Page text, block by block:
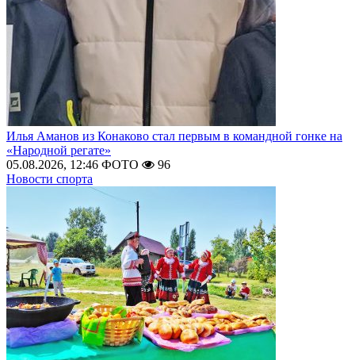
Илья Аманов из Конаково стал первым в командной гонке на
«Народной регате»
05.08.2026, 12:46 ФОТО
96
Новости спорта